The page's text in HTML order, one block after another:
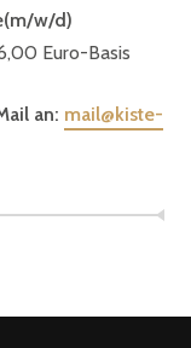
w/d)
Euro-Basis
an: mail@kiste-